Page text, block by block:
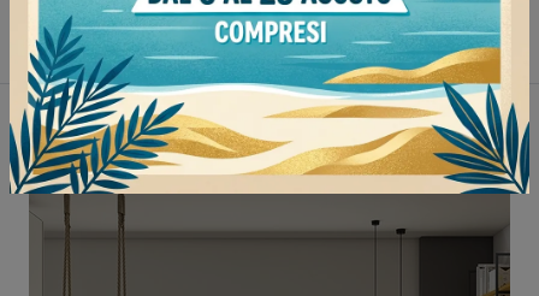
Camerette Nidi Tortona
Non perderti anche: